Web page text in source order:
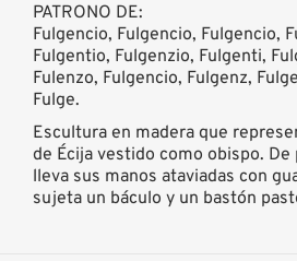
PATRONO DE:
Fulgencio, Fulgencio, Fulgencio,
Fulgentio, Fulgenzio, Fulgenti,
Fulenzo, Fulgencio, Fulgenz,
Fulge.
Escultura en madera que
de Écija vestido como obispo.
lleva sus manos ataviadas con
sujeta un báculo y un bastón